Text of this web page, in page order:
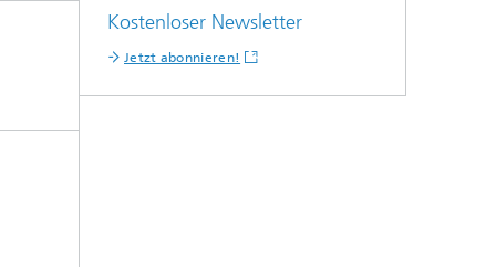
Kostenloser Newsletter
Jetzt abonnieren!